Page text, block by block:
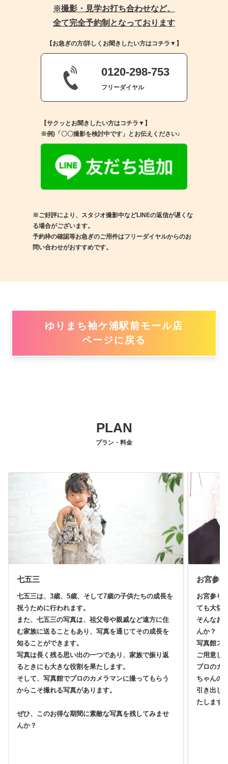
※撮影・見学お打ち合わせなど、
全て完全予約制となっております
【お急ぎの方/詳しくお聞きしたい方はコチラ▼】
0120-298-753
フリーダイヤル
【サクッとお聞きしたい方はコチラ▼】
※例)「〇〇撮影を検討中です」とお伝えください♪
※ご好評により、スタジオ撮影中などLINEの返信が遅くな
る場合がございます。
予約枠の確認等お急ぎのご用件はフリーダイヤルからのお
問い合わせがおすすめです。
ゆりまち袖ケ浦駅前モール店
ページに戻る
PLAN
プラン・料金
七五三
七五三は、3歳、5歳、そして7歳の子供たちの成長を
祝うために行われます。
また、七五三の写真は、祖父母や親戚など遠方に住
む家族に送ることもあり、写真を通じてその成長を
知ることができます。
写真は長く残る思い出の一つであり、家族で振り返
るときにも大きな役割を果たします。
そして、写真館でプロのカメラマンに撮ってもらう
からこそ撮れる写真があります。
ぜひ、このお得な期間に素敵な写真を残してみませ
んか？
お宮参り
お宮参り
ても大切
そんなお
んか？
写真館ス
ご用意し
プロのカ
ちゃんの
引き出し
たします